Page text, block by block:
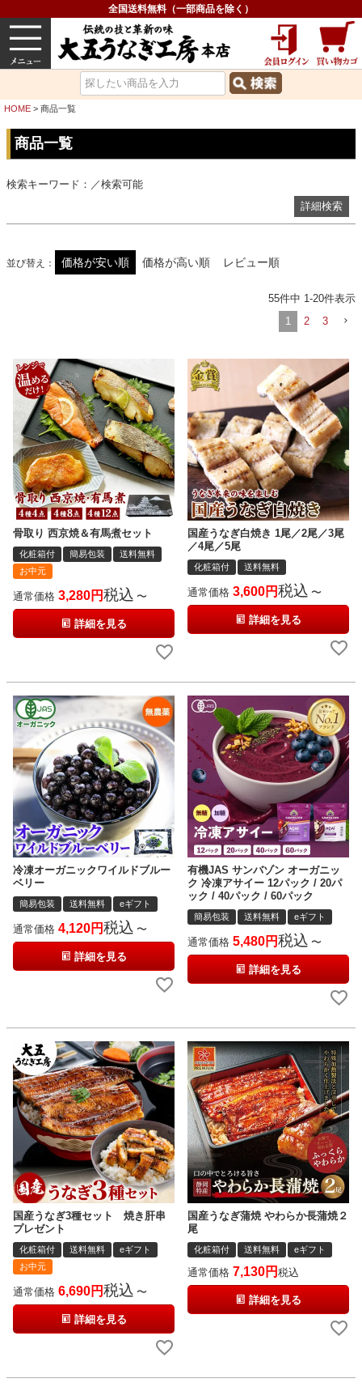
全国送料無料（一部商品を除く）
うなぎ 内祝い グルメ
HOME 商品一覧
商品一覧
検索キーワード：／検索可能
詳細検索
ギフト対応商品を探す（化粧箱付）
検索結果に在庫切れ商品を表示しない
並び順
価格が安い順
価格が高い順
レビュー順
キーワードヒット順
検索
並び替え 価格が安い順 価格が高い順 レビュー順
55件中 1-20件表示
1
2 3
骨取り 西京焼＆有馬煮セット
化粧箱付 簡易包装
送料無料
お中元
通常価格 3,280 税込 〜
詳細を見る
国産うなぎ白焼き 1尾／2尾／3尾
／4尾／5尾
化粧箱付 送料無料
通常価格 3,600 税込 〜
詳細を見る
冷凍オーガニックワイルドブルー
ベリー
簡易包装 送料無料 eギフト
通常価格 4,120 税込 〜
詳細を見る
有機JAS サンバゾン オーガニッ
ク 冷凍アサイー 12パック / 20パ
ック / 40パック / 60パック
簡易包装 送料無料 eギフト
通常価格 5,480 税込 〜
詳細を見る
国産うなぎ3種セット 焼き肝串
プレゼント
化粧箱付 送料無料
eギフト
お中元
通常価格 6,690 税込 〜
詳細を見る
国産うなぎ蒲焼 やわらか長蒲焼２
尾
化粧箱付 送料無料 eギフト
通常価格 7,130 税込
詳細を見る